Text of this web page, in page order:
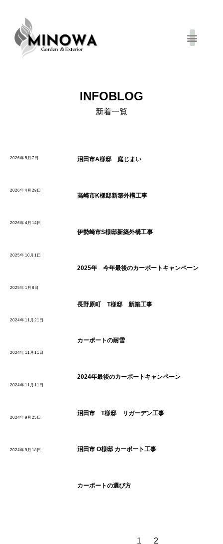
INFOBLOG
新着一覧
2026年5月7日
2026年4月28日
2026年4月14日
2025年10月1日
2025年1月8日
2024年11月21日
2024年11月11日
2024年11月11日
2024年9月25日
2024年9月18日
沼田市A様邸 庭じまい
高崎市K様邸新築外構工事
伊勢崎市S様邸新築外構工事
2025年 今年最後のカーポートキャンペーン
長野原町 T様邸 新築工事
カーポートの耐雪
2024年最後のカーポートキャンペーン
沼田市 T様邸 リガーデン工事
沼田市 O様邸 カーポート工事
カーポートの選び方
1 2